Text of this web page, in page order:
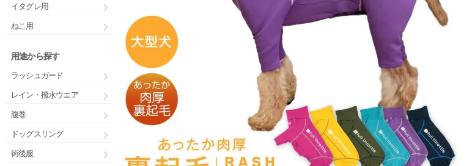
イタグレ用
ねこ用
用途から探す
ラッシュガード
レイン・撥水ウエア
腹巻
ドッグスリング
術後服